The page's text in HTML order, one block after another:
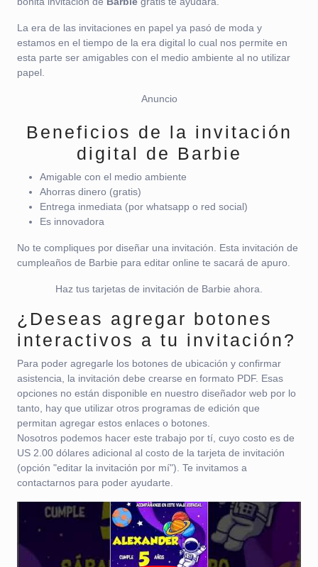
La era de las invitaciones en papel ya pasó de moda y
estamos en el tiempo de la era digital lo cual nos permite en
esta parte ser amigables con el medio ambiente al no utilizar
papel.
Anuncio
Beneficios de la invitación
digital de Barbie
Amigable con el medio ambiente
Ahorras dinero (gratis)
Entrega inmediata (por whatsapp o red social)
Es innovadora
No te compliques por diseñar una invitación. Esta invitación de
cumpleaños de Barbie para editar online te sacará de apuro.
Haz tus tarjetas de invitación de Barbie ahora.
¿Deseas agregar botones
interactivos a tu invitación?
Para poder agregarle los botones de ubicación y confirmar
asistencia, la invitación debe crearse en formato PDF. Esas
opciones no están disponible en nuestro diseñador web por lo
tanto, hay que utilizar otros programas de edición que
permitan agregar estos enlaces o botones.
Nosotros podemos hacer este trabajo por tí, cuyo costo es de
US 2.00 dólares adicional al costo de la tarjeta de invitación
(opción "editar la invitación por mí"). Te invitamos a
contactarnos para poder ayudarte.